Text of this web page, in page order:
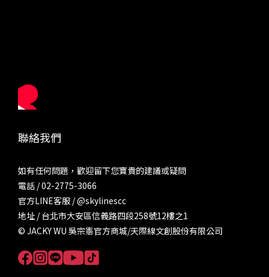
聯絡我們
如有任何問題，歡迎留下您寶貴的建議或疑問
電話 / 02-2775-3066
官方LINE客服 /@skylinescc
地址 / 台北市大安區信義路四段258號12樓之1
© JACKY WU 吳宗憲官方商城/天際線文創股份有限公司